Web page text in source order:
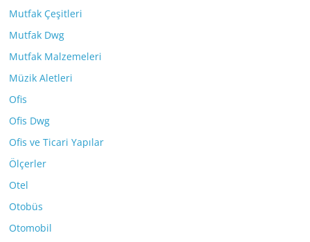
Mutfak Çeşitleri
Mutfak Dwg
Mutfak Malzemeleri
Müzik Aletleri
Ofis
Ofis Dwg
Ofis ve Ticari Yapılar
Ölçerler
Otel
Otobüs
Otomobil